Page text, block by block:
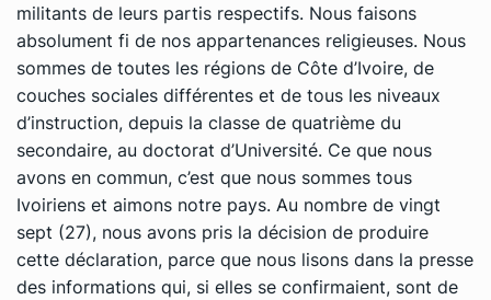
militants de leurs partis respectifs. Nous faisons
absolument fi de nos appartenances religieuses. Nous
sommes de toutes les régions de Côte d’Ivoire, de
couches sociales différentes et de tous les niveaux
d’instruction, depuis la classe de quatrième du
secondaire, au doctorat d’Université. Ce que nous
avons en commun, c’est que nous sommes tous
Ivoiriens et aimons notre pays. Au nombre de vingt
sept (27), nous avons pris la décision de produire
cette déclaration, parce que nous lisons dans la presse
des informations qui, si elles se confirmaient, sont de